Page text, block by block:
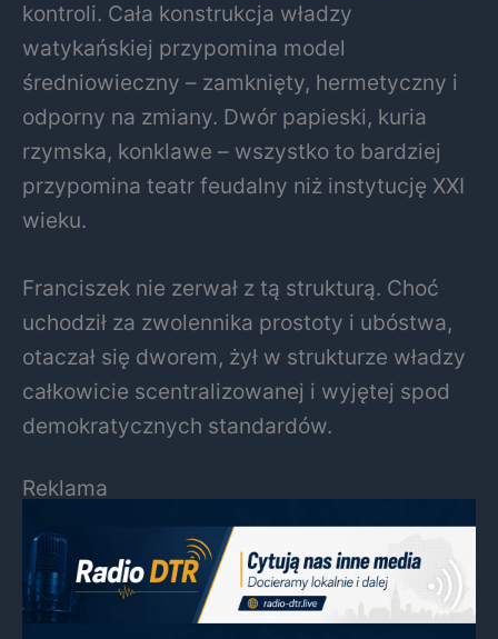
kontroli. Cała konstrukcja władzy
watykańskiej przypomina model
średniowieczny – zamknięty, hermetyczny i
odporny na zmiany. Dwór papieski, kuria
rzymska, konklawe – wszystko to bardziej
przypomina teatr feudalny niż instytucję XXI
wieku.
Franciszek nie zerwał z tą strukturą. Choć
uchodził za zwolennika prostoty i ubóstwa,
otaczał się dworem, żył w strukturze władzy
całkowicie scentralizowanej i wyjętej spod
demokratycznych standardów.
Reklama